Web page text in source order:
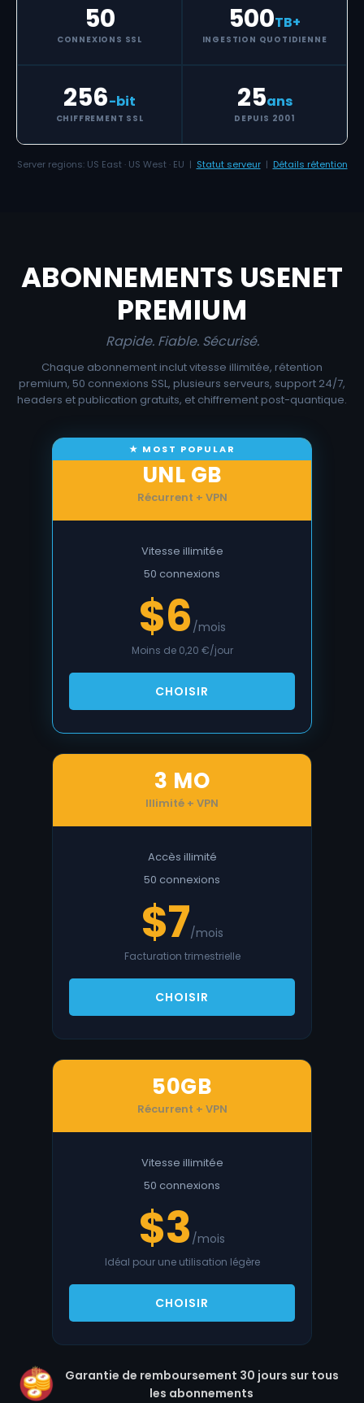
50
CONNEXIONS SSL
500TB+
INGESTION QUOTIDIENNE
256-bit
CHIFFREMENT SSL
25ans
DEPUIS 2001
Server regions: US East · US West · EU | Statut serveur| Détails rétention
ABONNEMENTS USENET
PREMIUM
Rapide. Fiable. Sécurisé.
Chaque abonnement inclut vitesse illimitée, rétention
premium, 50 connexions SSL, plusieurs serveurs, support 24/7,
headers et publication gratuits, et chiffrement post-quantique.
UNL GB
Récurrent + VPN
Vitesse illimitée
50 connexions
$6 /mois
Moins de 0,20 €/jour
CHOISIR
3 MO
Illimité + VPN
Accès illimité
50 connexions
$7/mois
Facturation trimestrielle
CHOISIR
50GB
Récurrent + VPN
Vitesse illimitée
50 connexions
$3 /mois
Idéal pour une utilisation légère
CHOISIR
Garantie de remboursement 30 jours sur tous
les abonnements